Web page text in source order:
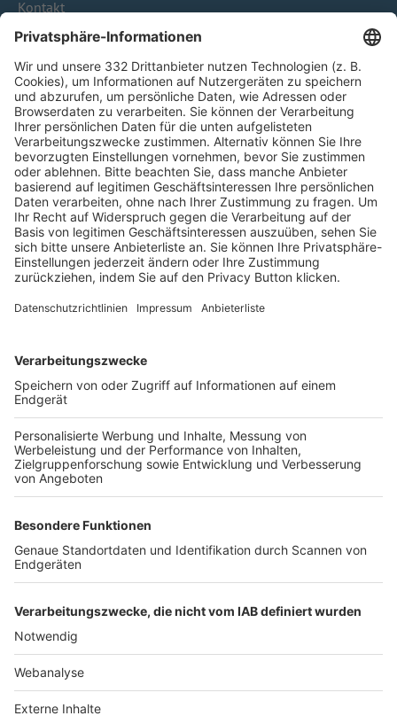
Kontakt
HÄUFIG BESUCHTE SEITEN
Pässe und Vereinswechsel
Trainerausbildung
Schulungsangebot Vereinsmitarbeiter
BFV-Geschäftsstellen
Trainerbörse
Login SpielPlus
FOLGE DEM BFV
TOP-VEREINE
TOP-PARTNER
Nutzungsbedingungen Datenschutz Impressum